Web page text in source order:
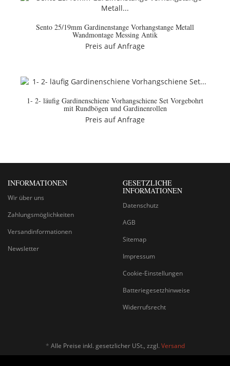
Sento 25/19mm Gardinenstange Vorhangstange Metall
Wandmontage Messing Antik
Preis auf Anfrage
1- 2- läufig Gardinenschiene Vorhangschiene Set Vorgebohrt
mit Rundbögen und Gardinenrollen
Preis auf Anfrage
INFORMATIONEN
Wir über uns
Zahlungsmöglichkeiten
Versandinformationen
Newsletter
GESETZLICHE
INFORMATIONEN
Datenschutz
AGB
Sitemap
Impressum
Cookie-Einstellungen
Batteriegesetzhinweise
Widerrufsrecht
* Alle Preise inkl. gesetzlicher USt., zzgl. Versand